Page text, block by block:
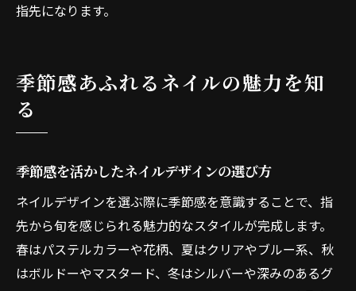
指先になります。
季節感あふれるネイルの魅力を知
る
季節感を活かしたネイルデザインの選び方
ネイルデザインを選ぶ際に季節感を意識することで、指
先から旬を感じられる魅力的なスタイルが完成します。
春はパステルカラーや花柄、夏はクリアやブルー系、秋
はボルドーやマスタード、冬はシルバーや深みのあるグ